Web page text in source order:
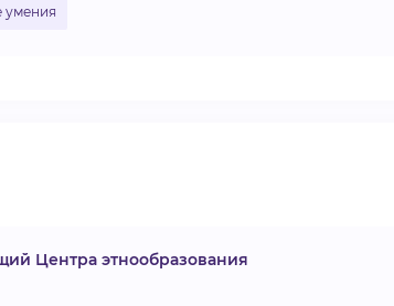
умения
Центра этнообразования